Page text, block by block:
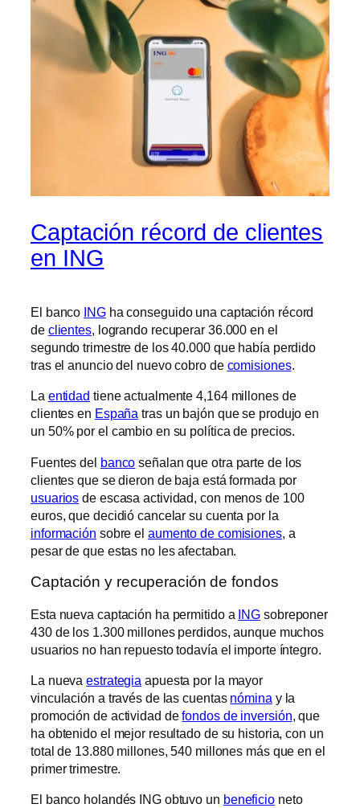
Captación récord de clientes
en ING
El banco INGha conseguido una captación récord
de clientes, logrando recuperar 36.000 en el
segundo trimestre de los 40.000 que había perdido
tras el anuncio del nuevo cobro de comisiones.
La entidad tiene actualmente 4,164 millones de
clientes en España tras un bajón que se produjo en
un 50% por el cambio en su política de precios.
Fuentes del banco señalan que otra parte de los
clientes que se dieron de baja está formada por
usuarios de escasa actividad, con menos de 100
euros, que decidió cancelar su cuenta por la
información sobre el aumento de comisiones, a
pesar de que estas no les afectaban.
Captación y recuperación de fondos
Esta nueva captación ha permitido a ING sobreponer
430 de los 1.300 millones perdidos, aunque muchos
usuarios no han repuesto todavía el importe íntegro.
La nuevaestrategia apuesta por la mayor
vinculación a través de las cuentas nómina y la
promoción de actividad defondos de inversión, que
ha obtenido el mejor resultado de su historia, con un
total de 13.880 millones, 540 millones más que en el
primer trimestre.
El banco holandés ING obtuvo un beneficioneto